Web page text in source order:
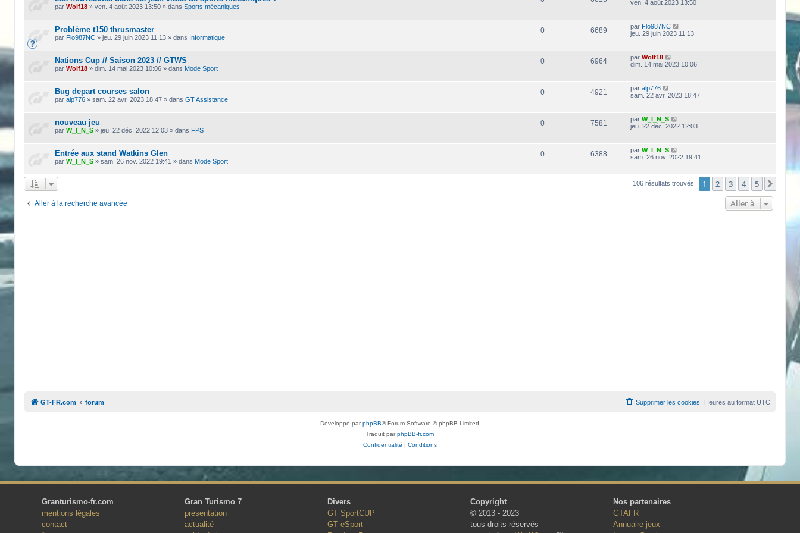
parWolf18 »ven. 4 août 2023 13:50 » dansSports mécaniques
ven. 4 août 2023 13:50
Problème t150 thrusmaster
par Flo987NC »jeu. 29 juin 2023 11:13 » dans Informatique
0 6689 par Flo987NC
jeu. 29 juin 2023 11:13
Nations Cup // Saison 2023 // GTWS
parWolf18 »dim. 14 mai 2023 10:06 » dans Mode Sport
0 6964 par Wolf18
dim. 14 mai 2023 10:06
Bug depart courses salon
paralp776 »sam. 22 avr. 2023 18:47 » dansGT Assistance
0 4921 par alp776
sam. 22 avr. 2023 18:47
nouveau jeu
parW_I_N_S »jeu. 22 déc. 2022 12:03 » dans FPS
0 7581 par W_I_N_S
jeu. 22 déc. 2022 12:03
Entrée aux stand Watkins Glen
parW_I_N_S »sam. 26 nov. 2022 19:41 » dans Mode Sport
0 6388 par W_I_N_S
sam. 26 nov. 2022 19:41
106 résultats trouvés 1 2 3 4 5
Aller à la recherche avancée Aller à
GT-FR.com forum Heures au format UTC
Supprimer les cookies
Développé parphpBB® Forum Software © phpBB Limited
Traduit parphpBB-fr.com
Confidentialité
Conditions
Granturismo-fr.com
mentions légales
contact
Gran Turismo 7
présentation
actualité
Divers
GT SportCUP
GT eSport
Copyright
© 2013 - 2023
tous droits réservés
Nos partenaires
GTAFR
Annuaire jeux